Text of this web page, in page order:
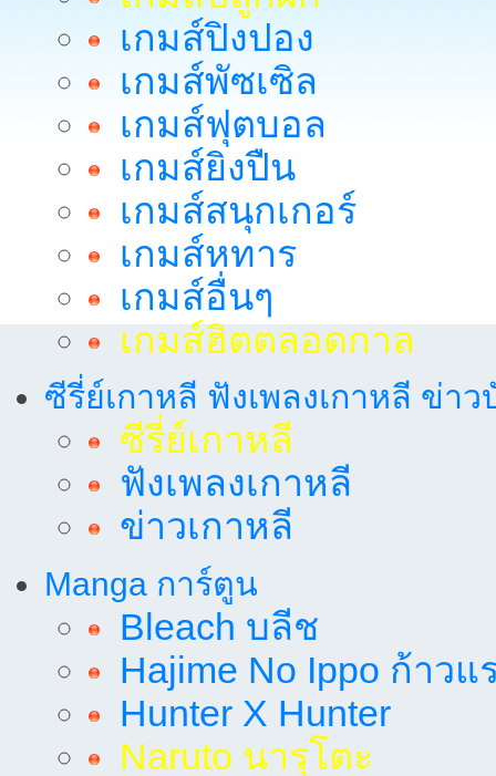
เกมส์ปิงปอง
เกมส์พัซเซิล
เกมส์ฟุตบอล
เกมส์ยิงปืน
เกมส์สนุกเกอร์
เกมส์หทาร
เกมส์อื่นๆ
เกมส์ฮิตตลอดกาล
ซีรี่ย์เกาหลี ฟังเพลงเกาหลี ข่าว
ซีรี่ย์เกาหลี
ฟังเพลงเกาหลี
ข่าวเกาหลี
Manga การ์ตูน
Bleach บลีช
Hajime No Ippo ก้าวแ
Hunter X Hunter
Naruto นารุโตะ